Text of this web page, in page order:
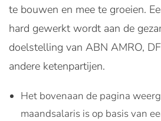
te bouwen en mee te groeien.
hard gewerkt wordt aan de
doelstelling van ABN AMRO,
andere ketenpartijen.
Het bovenaan de pagina
maandsalaris is op basis van